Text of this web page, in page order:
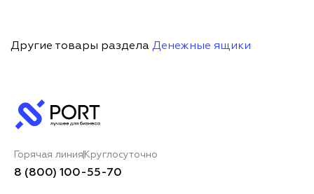
Другие товары раздела Денежные ящики
Горячая линия Круглосуточно
8 (800) 100-55-70